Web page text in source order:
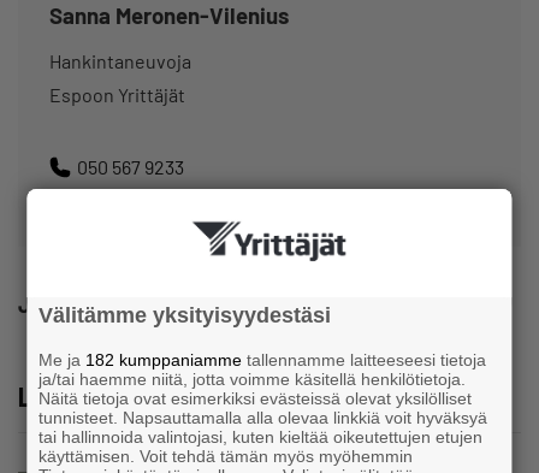
Sanna Meronen-Vilenius
Hankintaneuvoja
Espoon Yrittäjät
050 567 9233
Jaa
Lue lisää
Välitämme yksityisyydestäsi
Me ja 182 kumppaniamme tallennamme laitteeseesi tietoja
ja/tai haemme niitä, jotta voimme käsitellä henkilötietoja.
Näitä tietoja ovat esimerkiksi evästeissä olevat yksilölliset
tunnisteet. Napsauttamalla alla olevaa linkkiä voit hyväksyä
tai hallinnoida valintojasi, kuten kieltää oikeutettujen etujen
käyttämisen. Voit tehdä tämän myös myöhemmin